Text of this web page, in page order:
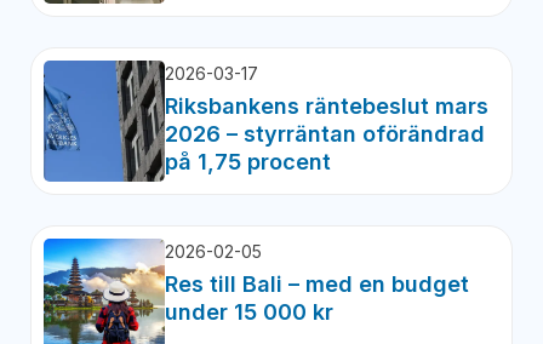
2026-03-17
Riksbankens räntebeslut mars
2026 – styrräntan oförändrad
på 1,75 procent
2026-02-05
Res till Bali – med en budget
under 15 000 kr